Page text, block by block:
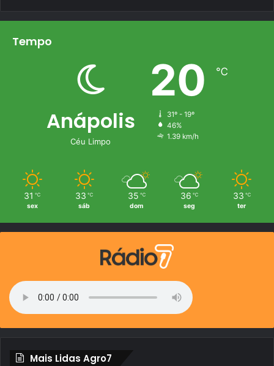
e
aTempo
Anápolis
Céu Limpo
20 ℃
31º - 19º
46%
1.39 km/h
31 ℃
sex
33 ℃
sáb
35 ℃
dom
36 ℃
seg
33 ℃
ter
Mais Lidas Agro7